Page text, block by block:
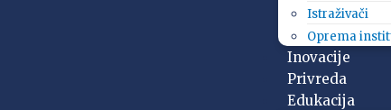
Istraživači
Oprema
Inovacije
Privreda
Edukacija